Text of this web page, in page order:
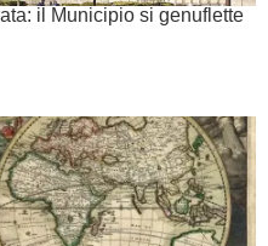
il Municipio si genuflette